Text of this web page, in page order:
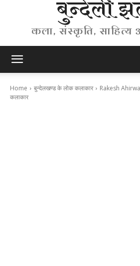
बुन्देली
कला, संस्कृति, साहित्य
Home बुन्देलखण्ड के लोक कलाकार
Rakesh
कलाकार